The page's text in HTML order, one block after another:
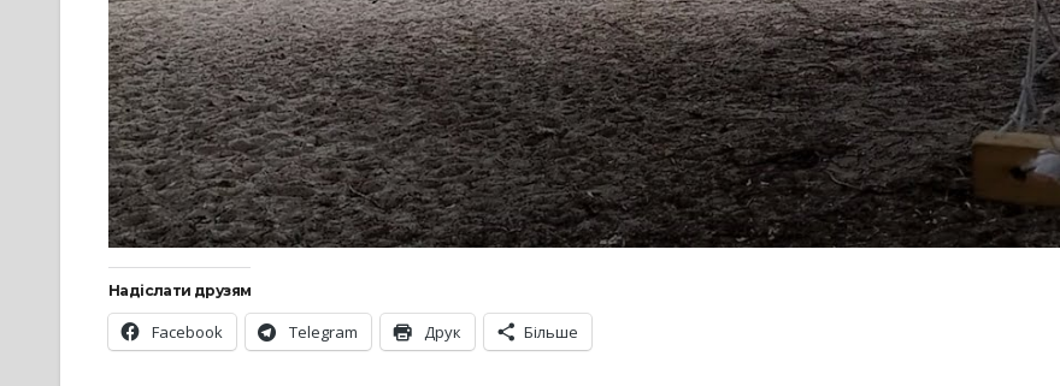
Надіслати друзям
Facebook Telegram Друк Більше